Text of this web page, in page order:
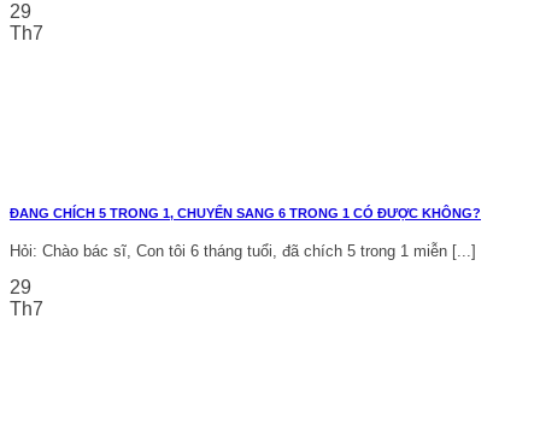
29
Th7
ĐANG CHÍCH 5 TRONG 1, CHUYỂN SANG 6 TRONG 1 CÓ ĐƯỢC KHÔNG?
Hỏi: Chào bác sĩ, Con tôi 6 tháng tuổi, đã chích 5 trong 1 miễn [...]
29
Th7